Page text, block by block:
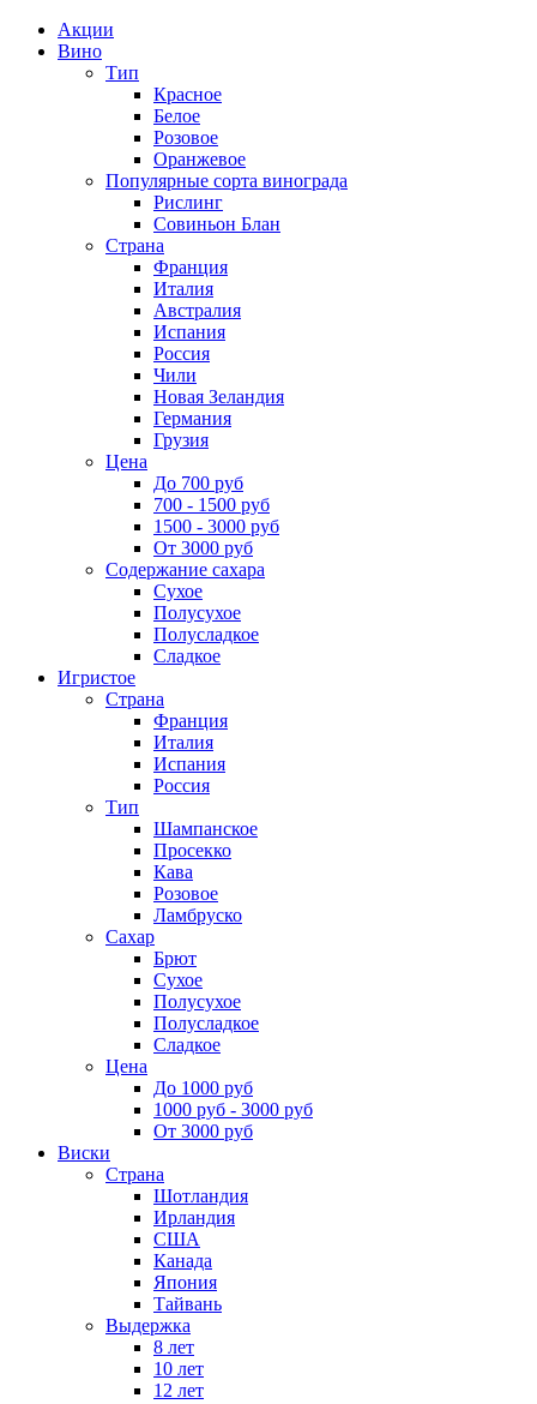
Акции
Вино
Тип
Красное
Белое
Розовое
Оранжевое
Популярные сорта винограда
Рислинг
Совиньон Блан
Страна
Франция
Италия
Австралия
Испания
Россия
Чили
Новая Зеландия
Германия
Грузия
Цена
До 700 руб
700 - 1500 руб
1500 - 3000 руб
От 3000 руб
Содержание сахара
Сухое
Полусухое
Полусладкое
Сладкое
Игристое
Страна
Франция
Италия
Испания
Россия
Тип
Шампанское
Просекко
Кава
Розовое
Ламбруско
Сахар
Брют
Сухое
Полусухое
Полусладкое
Сладкое
Цена
До 1000 руб
1000 руб - 3000 руб
От 3000 руб
Виски
Страна
Шотландия
Ирландия
США
Канада
Япония
Тайвань
Выдержка
8 лет
10 лет
12 лет